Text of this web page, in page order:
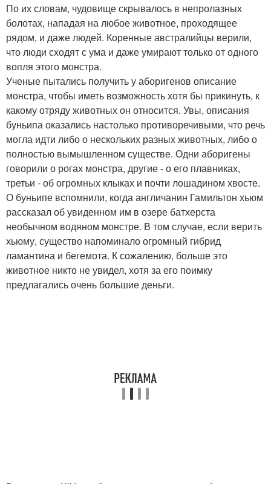
По их словам, чудовище скрывалось в непролазных
болотах, нападая на любое животное, проходящее
рядом, и даже людей. Коренные австралийцы верили,
что люди сходят с ума и даже умирают только от одного
вопля этого монстра.
Ученые пытались получить у аборигенов описание
монстра, чтобы иметь возможность хотя бы прикинуть, к
какому отряду животных он относится. Увы, описания
буньипа оказались настолько противоречивыми, что речь
могла идти либо о нескольких разных животных, либо о
полностью вымышленном существе. Одни аборигены
говорили о рогах монстра, другие - о его плавниках,
третьи - об огромных клыках и почти лошадином хвосте.
О буньипе вспомнили, когда англичанин Гамильтон хьюм
рассказал об увиденном им в озере батхерста
необычном водяном монстре. В том случае, если верить
хьюму, существо напоминало огромный гибрид
ламантина и бегемота. К сожалению, больше это
животное никто не увидел, хотя за его поимку
предлагались очень большие деньги.